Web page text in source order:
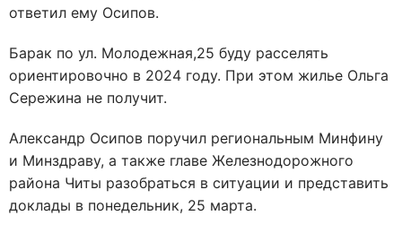
ответил ему Осипов.
Барак по ул. Молодежная,25 буду расселять
ориентировочно в 2024 году. При этом жилье Ольга
Сережина не получит.
Александр Осипов поручил региональным Минфину
и Минздраву, а также главе Железнодорожного
района Читы разобраться в ситуации и представить
доклады в понедельник, 25 марта.